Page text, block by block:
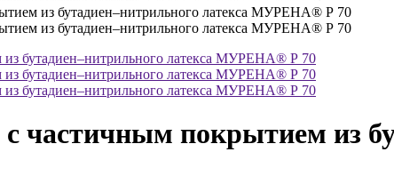
частичным покрытием из